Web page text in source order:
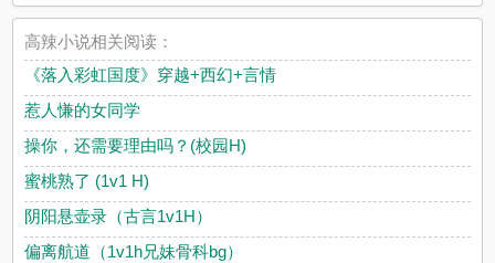
高辣小说相关阅读：
《落入彩虹国度》穿越+西幻+言情
惹人慊的女同学
操你，还需要理由吗？(校园H)
蜜桃熟了 (1v1 H)
阴阳悬壶录（古言1v1H）
偏离航道（1v1h兄妹骨科bg）